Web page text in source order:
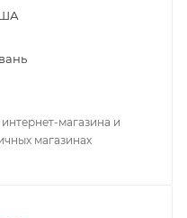
магазина и
магазинах